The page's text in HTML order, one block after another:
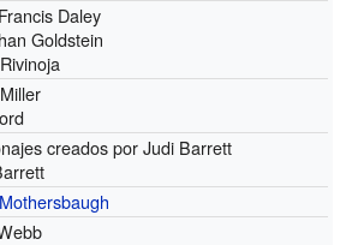
Daley
Goldstein
creados por Judi Barrett